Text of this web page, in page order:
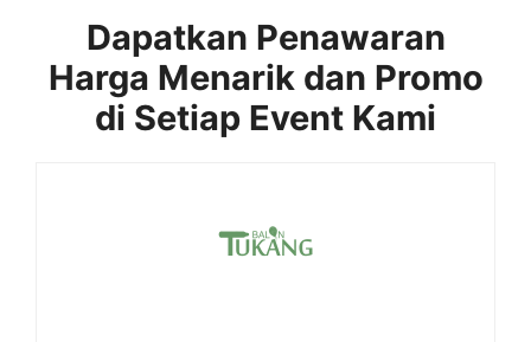
Dapatkan Penawaran
Harga Menarik dan Promo
di Setiap Event Kami